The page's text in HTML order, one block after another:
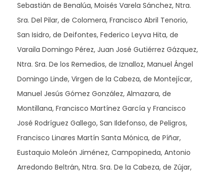
Sebastián de Benalúa, Moisés Varela Sánchez, Ntra.
Sra. Del Pilar, de Colomera, Francisco Abril Tenorio,
San Isidro, de Deifontes, Federico Leyva Hita, de
Varaila Domingo Pérez, Juan José Gutiérrez Gázquez,
Ntra. Sra. De los Remedios, de Iznalloz, Manuel Ángel
Domingo Linde, Virgen de la Cabeza, de Montejícar,
Manuel Jesús Gómez González, Almazara, de
Montillana, Francisco Martínez García y Francisco
José Rodríguez Gallego, San Ildefonso, de Peligros,
Francisco Linares Martín Santa Mónica, de Píñar,
Eustaquio Moleón Jiménez, Campopineda, Antonio
Arredondo Beltrán, Ntra. Sra. De la Cabeza, de Zújar,